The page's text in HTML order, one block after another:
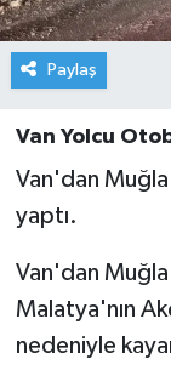
Paylaş
Van Yolcu
Van'dan
yaptı.
Van'dan
Malatya'nın
nedeniyle